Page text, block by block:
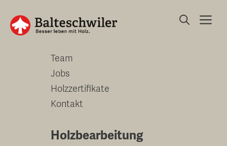
zum
Inhalt
Unternehmen
Team
Jobs
Holzzertifikate
Kontakt
Holzbearbeitung